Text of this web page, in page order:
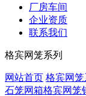
厂房车间
企业资质
联系我们
格宾网笼系列
网站首页 格宾网笼
石笼网箱格宾网笼